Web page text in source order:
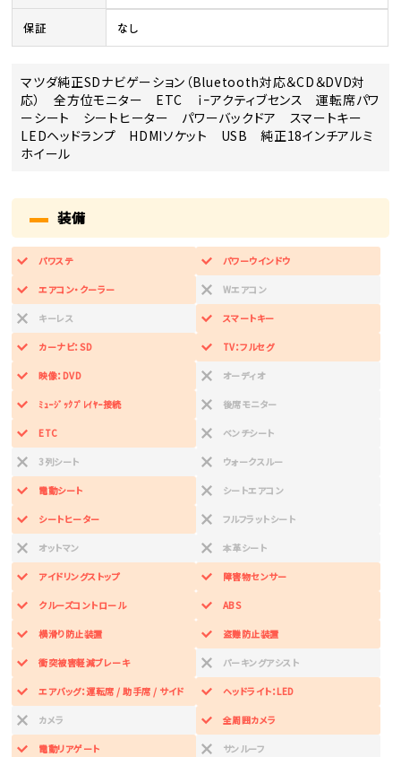
保証 なし
マツダ純正SDナビゲーション（Bluetooth対応＆CD＆DVD対
応） 全方位モニター ETC ｉｰアクティブセンス 運転席パワ
ーシート シートヒーター パワーバックドア スマートキー
LEDヘッドランプ HDMIソケット USB 純正18インチアルミ
ホイール
装備
パワステ パワーウインドウ
エアコン・クーラー Wエアコン
キーレス スマートキー
カーナビ：SD TV：フルセグ
映像：DVD オーディオ
ﾐｭｰｼﾞｯｸﾌﾟﾚｲﾔｰ接続 後席モニター
ETC ベンチシート
3列シート ウォークスルー
電動シート シートエアコン
シートヒーター フルフラットシート
オットマン 本革シート
アイドリングストップ 障害物センサー
クルーズコントロール ABS
横滑り防止装置 盗難防止装置
衝突被害軽減ブレーキ パーキングアシスト
エアバッグ：運転席 / 助手席 / サイド ヘッドライト：LED
カメラ 全周囲カメラ
電動リアゲート サンルーフ